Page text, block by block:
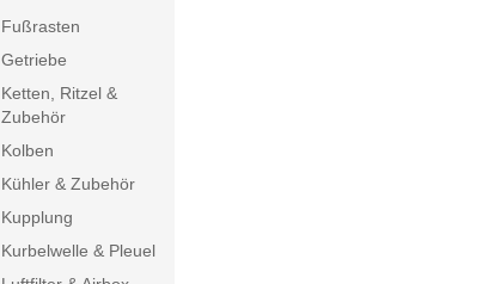
Fußrasten
Getriebe
Ketten, Ritzel &
Zubehör
Kolben
Kühler & Zubehör
Kupplung
Kurbelwelle & Pleuel